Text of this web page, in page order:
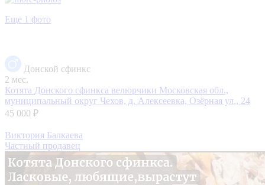
Еще 1 фото
Донской сфинкс
2 мес.
Котята Донского сфинкса велюрчики Московская обл.,
муниципальный округ Чехов, д. Алексеевка, Озёрная ул., 24
45 000 ₽
Виктория Балкаева
Частный продавец